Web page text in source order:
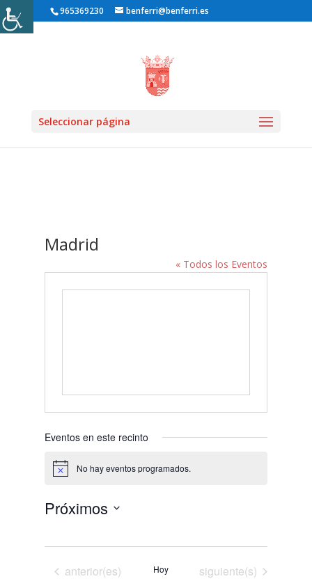
965369230 benferri@benferri.es
Seleccionar página
Inicio1» Recintos »
Madrid
« Todos los Eventos
Eventos en este recinto
Aviso No hay eventos programados.
Próximos
Eventos
anterior(es) Hoy Eventos
siguiente(s)